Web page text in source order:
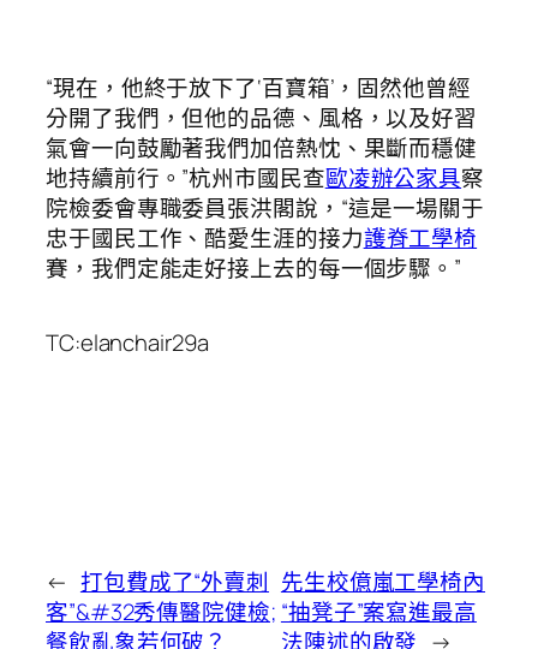
“現在，他終于放下了‘百寶箱’，固然他曾經
分開了我們，但他的品德、風格，以及好習
氣會一向鼓勵著我們加倍熱忱、果斷而穩健
地持續前行。”杭州市國民查歐凌辦公家具察
院檢委會專職委員張洪閣說，“這是一場關于
忠于國民工作、酷愛生涯的接力護脊工學椅
賽，我們定能走好接上去的每一個步驟。”
TC:elanchair29a
← 打包費成了“外賣刺
客”&#32秀傳醫院健檢;
餐飲亂象若何破？
先生校億嵐工學椅內
“抽凳子”案寫進最高
法陳述的啟發 →